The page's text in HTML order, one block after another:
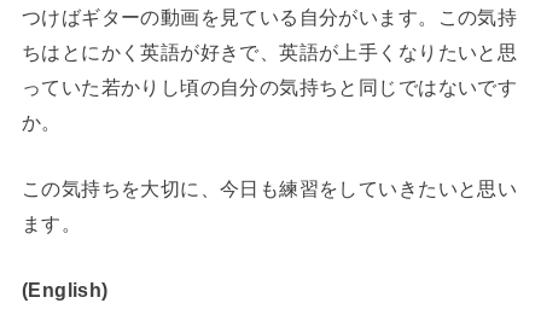
つけばギターの動画を見ている自分がいます。この気持
ちはとにかく英語が好きで、英語が上手くなりたいと思
っていた若かりし頃の自分の気持ちと同じではないです
か。
この気持ちを大切に、今日も練習をしていきたいと思い
ます。
(English)